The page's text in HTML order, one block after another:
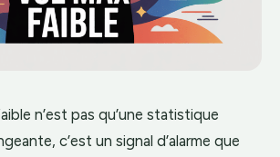
n’est pas qu’une statistique
c’est un signal d’alarme que